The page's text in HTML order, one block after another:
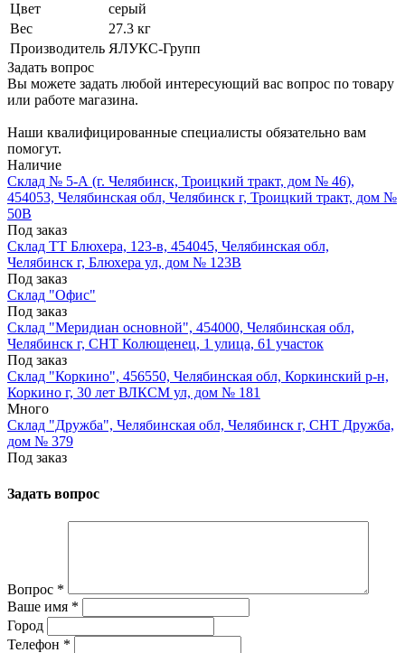
Цвет
серый
Вес
27.3 кг
Производитель ЯЛУКС-Групп
Задать вопрос
Вы можете задать любой интересующий вас вопрос по товару
или работе магазина.
Наши квалифицированные специалисты обязательно вам
помогут.
Наличие
Склад № 5-А (г. Челябинск, Троицкий тракт, дом № 46),
454053, Челябинская обл, Челябинск г, Троицкий тракт, дом №
50В
Под заказ
Склад ТТ Блюхера, 123-в, 454045, Челябинская обл,
Челябинск г, Блюхера ул, дом № 123В
Под заказ
Склад "Офис"
Под заказ
Склад "Меридиан основной", 454000, Челябинская обл,
Челябинск г, СНТ Колющенец, 1 улица, 61 участок
Под заказ
Склад "Коркино", 456550, Челябинская обл, Коркинский р-н,
Коркино г, 30 лет ВЛКСМ ул, дом № 181
Много
Склад "Дружба", Челябинская обл, Челябинск г, СНТ Дружба,
дом № 379
Под заказ
Задать вопрос
Вопрос *
Ваше имя *
Город
Телефон *